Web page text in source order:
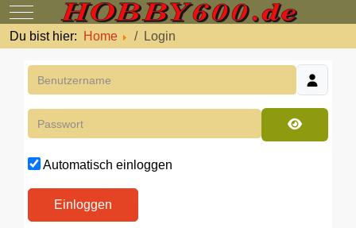
Mobile Menu Toggle
Du bist hier:
Home Login
Benutzername
Passwort
Passwort
Automatisch einloggen
Einloggen